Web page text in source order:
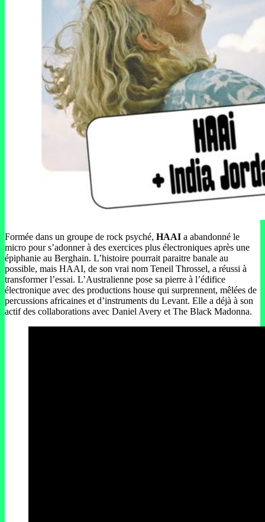
Formée dans un groupe de rock psyché, HAAI a abandonné le
micro pour s’adonner à des exercices plus électroniques après une
épiphanie au Berghain. L’histoire pourrait paraitre banale au
possible, mais HAAI, de son vrai nom Teneil Throssel, a réussi à
transformer l’essai. L’Australienne pose sa pierre à l’édifice
électronique avec des productions house qui surprennent, mêlées de
percussions africaines et d’instruments du Levant. Elle a déjà à son
actif des collaborations avec Daniel Avery et The Black Madonna.